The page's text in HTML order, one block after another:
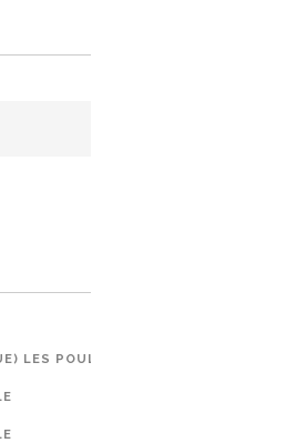
LES POULES PRÉFÈRENT LES CAGES